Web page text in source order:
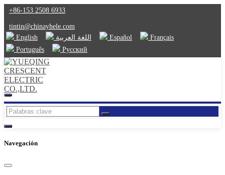
+86-153 2508 6933
tintin@chinayhele.com
English
اللغة العربية Español
Français
Português
Русский
Navegación